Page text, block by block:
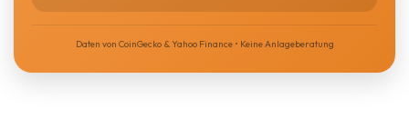
Daten von CoinGecko & Yahoo Finance • Keine Anlageberatung